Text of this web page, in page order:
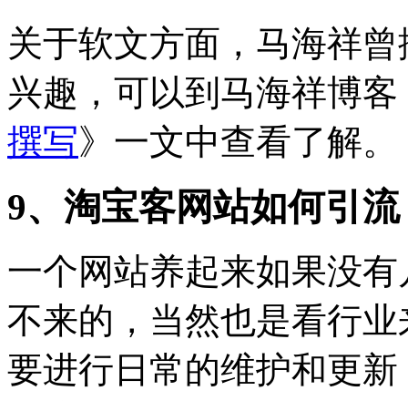
关于软文方面，马海祥
兴趣，可以到马海祥博客
撰写》一文中查看了解。
9、淘宝客网站如何引
一个网站养起来如果没
不来的，当然也是看行
要进行日常的维护和更